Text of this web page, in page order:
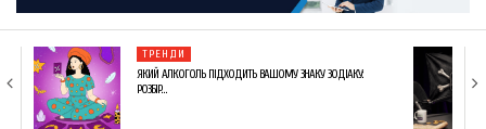
ФРАНЧАЙЗИНГ
КНИГИ
ТРЕНДИ
ЯКИЙ АЛКОГОЛЬ ПІДХОДИТЬ ВАШОМУ ЗНАКУ ЗОДІАКУ:
РОЗБІР…